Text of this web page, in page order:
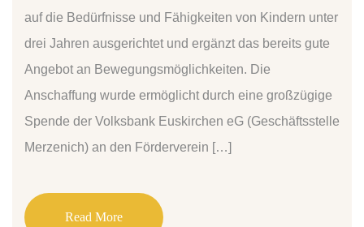
auf die Bedürfnisse und Fähigkeiten von Kindern unter
drei Jahren ausgerichtet und ergänzt das bereits gute
Angebot an Bewegungsmöglichkeiten. Die
Anschaffung wurde ermöglicht durch eine großzügige
Spende der Volksbank Euskirchen eG (Geschäftsstelle
Merzenich) an den Förderverein […]
Read More